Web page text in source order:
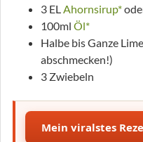
3 EL Ahornsirup*
100ml Öl*
Halbe bis Ganze
abschmecken!)
3 Zwiebeln
Mein viralstes